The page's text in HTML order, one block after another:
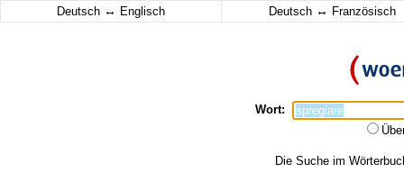
Deutsch ↔ Englisch Deutsch ↔ Französisch
Wort:
Die Suche im